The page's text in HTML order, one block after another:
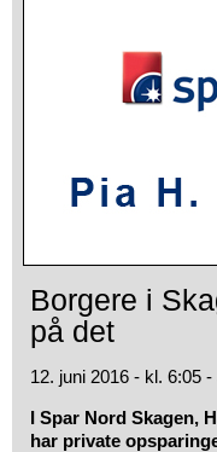
Borgere i
på det
12. juni 2016 - kl. 6:05 -
I Spar Nord Skagen,
har private